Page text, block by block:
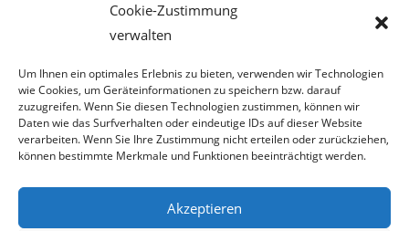
Cookie-Zustimmung
verwalten
Um Ihnen ein optimales Erlebnis zu bieten, verwenden wir Technologien
wie Cookies, um Geräteinformationen zu speichern bzw. darauf
zuzugreifen. Wenn Sie diesen Technologien zustimmen, können wir
Daten wie das Surfverhalten oder eindeutige IDs auf dieser Website
verarbeiten. Wenn Sie Ihre Zustimmung nicht erteilen oder zurückziehen,
können bestimmte Merkmale und Funktionen beeinträchtigt werden.
Akzeptieren
Nach Preis filtern
Kategorie
auswählen